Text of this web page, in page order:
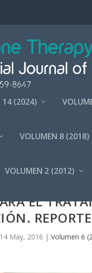
14 (2024)
VOLUMEN 8 (2018)
VOLUMEN 2 (2012)
EL
14 May, 2016 |Volumen 6